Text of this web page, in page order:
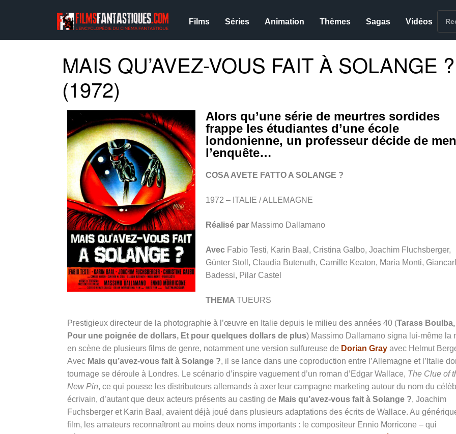
Films Séries Animation Thèmes Sagas Vidéos
MAIS QU’AVEZ-VOUS FAIT À SOLANGE ?
(1972)
Alors qu’une série de meurtres sordides
frappe les étudiantes d’une école
londonienne, un professeur décide de
l’enquête…
COSA AVETE FATTO A SOLANGE ?
1972 – ITALIE / ALLEMAGNE
Réalisé par Massimo Dallamano
Avec Fabio Testi, Karin Baal, Cristina Galbo, Joachim Fluchsberger,
Günter Stoll, Claudia Butenuth, Camille Keaton, Maria Monti,
Badessi, Pilar Castel
THEMA TUEURS
Prestigieux directeur de la photographie à l’œuvre en Italie depuis le milieu des années 40 (Tarass Boulba,
Pour une poignée de dollars, Et pour quelques dollars de plus) Massimo Dallamano signa lui-même la
en scène de plusieurs films de genre, notamment une version sulfureuse de Dorian Gray avec Helmut
Avec Mais qu’avez-vous fait à Solange ?, il se lance dans une coproduction entre l’Allemagne et l’Italie
tournage se déroule à Londres. Le scénario d’inspire vaguement d’un roman d’Edgar Wallace, The Clue of
New Pin, ce qui pousse les distributeurs allemands à axer leur campagne marketing autour du nom du
écrivain, d’autant que deux acteurs présents au casting de Mais qu’avez-vous fait à Solange ?, Joachim
Fuchsberger et Karin Baal, avaient déjà joué dans plusieurs adaptations des écrits de Wallace. Au
film, les amateurs reconnaîtront au moins deux noms importants : le compositeur Ennio Morricone – qui